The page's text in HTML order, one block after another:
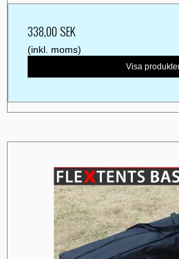
338,00 SEK
(inkl. moms)
Visa